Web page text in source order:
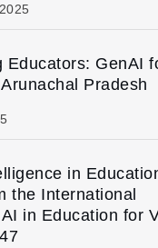
Educators: GenAI
Pradesh
in
the International
in Education for